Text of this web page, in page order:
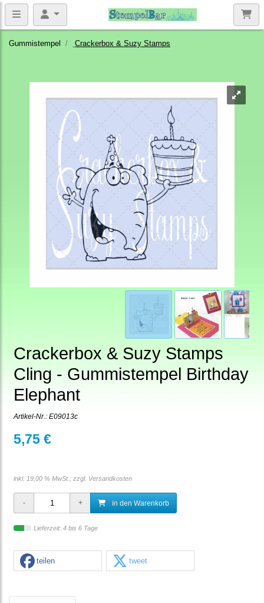
Gummistempel Crackerbox & Suzy Stamps
Crackerbox & Suzy Stamps
Cling - Gummistempel Birthday
Elephant
Artikel-Nr.: E09013c
5,75 €
inkl. 19,00 % MwSt., zzgl. Versandkosten
in den Warenkorb
Lieferzeit: 4 bis 6 Tage
teilen tweet